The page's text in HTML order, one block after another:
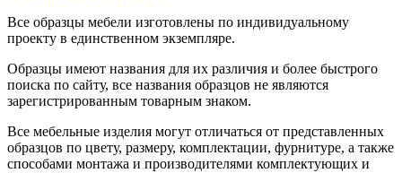
Все образцы мебели изготовлены по индивидуальному
проекту в единственном экземпляре.
Образцы имеют названия для их различия и более быстрого
поиска по сайту, все названия образцов не являются
зарегистрированным товарным знаком.
Все мебельные изделия могут отличаться от представленных
образцов по цвету, размеру, комплектации, фурнитуре, а также
способами монтажа и производителями комплектующих и